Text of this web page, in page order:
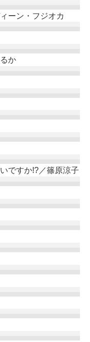
ーン・フジオカ
か
ですか!?／篠原涼子